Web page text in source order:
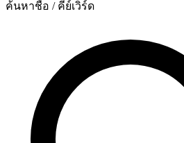
ค้นหาชื่อ / คีย์เวิร์ด